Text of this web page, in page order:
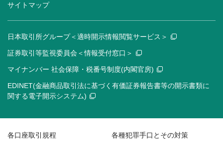
サイトマップ
日本取引所グループ＜適時開示情報閲覧サービス＞
証券取引等監視委員会＜情報受付窓口＞
マイナンバー 社会保障・税番号制度(内閣官房)
EDINET(金融商品取引法に基づく有価証券報告書等の開示書類に
関する電子開示システム)
各口座取引規程 各種犯罪手口とその対策